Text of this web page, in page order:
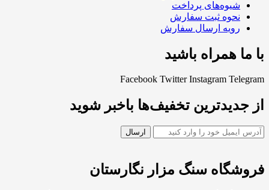
شیوه‌های پرداخت
نحوه ثبت سفارش
رویه ارسال سفارش
با ما همراه باشید
Facebook Twitter Instagram Telegram
از جدیدترین تخفیف‌ها باخبر شوید
فروشگاه سنگ مزار نگارستان